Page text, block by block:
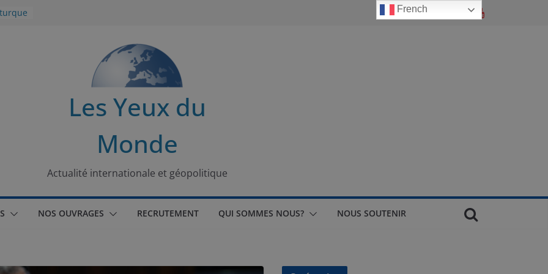
Les Yeux du
Monde
Actualité internationale et géopolitique
NOS OUVRAGES RECRUTEMENT QUI SOMMES NOUS? NOUS SOUTENIR
French